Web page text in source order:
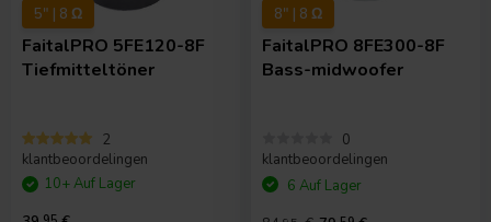
5" | 8 Ω
FaitalPRO 5FE120-8F
Tiefmitteltöner
2
klantbeoordelingen
10+ Auf Lager
8" | 8 Ω
FaitalPRO 8FE300-8F
Bass-midwoofer
0
klantbeoordelingen
6 Auf Lager